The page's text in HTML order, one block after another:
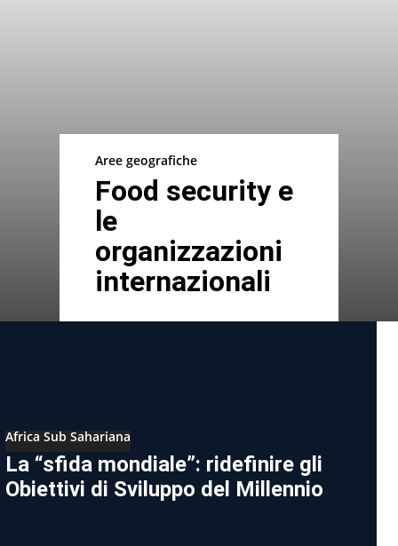
Aree geografiche
Food security e
le
organizzazioni
internazionali
Africa Sub Sahariana
La “sfida mondiale”: ridefinire gli
Obiettivi di Sviluppo del Millennio